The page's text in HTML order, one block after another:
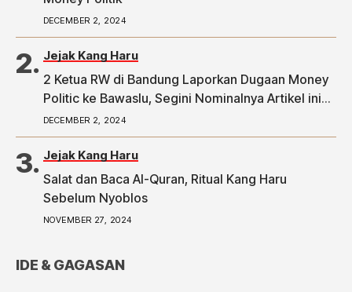
DECEMBER 2, 2024
Jejak Kang Haru
2 Ketua RW di Bandung Laporkan Dugaan Money
Politic ke Bawaslu, Segini Nominalnya Artikel ini
telah tayang di Tribunpriangan.com dengan judul
2 Ketua RW di Bandung Laporkan Dugaan Money
Politic ke Bawaslu, Segini Nominalnya,
https://priangan.tribunnews.com/2024/11/30/2-
ketua-rw-di-bandung-laporkan-dugaan-money-
DECEMBER 2, 2024
Jejak Kang Haru
Salat dan Baca Al-Quran, Ritual Kang Haru
Sebelum Nyoblos
NOVEMBER 27, 2024
IDE & GAGASAN